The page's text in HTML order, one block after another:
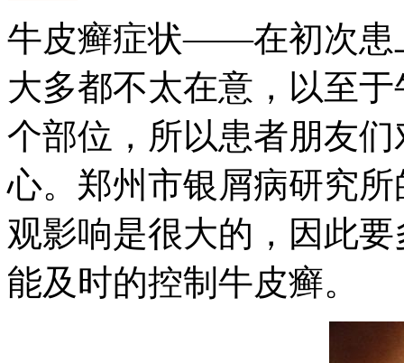
牛皮癣症状——在初次患
大多都不太在意，以至
个部位，所以患者朋友
心。郑州市银屑病研究
观影响是很大的，因此
能及时的控制牛皮癣。